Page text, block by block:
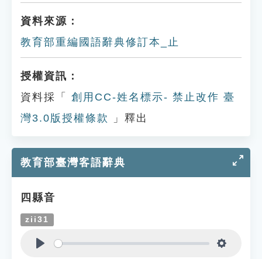
資料來源：
教育部重編國語辭典修訂本_止
授權資訊：
資料採「
創用CC-姓名標示- 禁止改作 臺
灣3.0版授權條款
」釋出
教育部臺灣客語辭典
四縣音
zii31